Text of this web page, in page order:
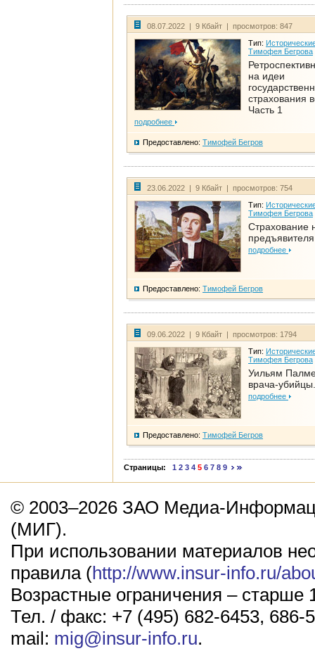
08.07.2022 | 9 Кбайт | просмотров: 847
Тип:
Тимофея Бегрова
на идеи
страхования
Часть 1
подробнее
Предоставлено: Тимофей Бегров
23.06.2022 | 9 Кбайт | просмотров: 754
Тип:
Тимофея Бегрова
Страхование
предъявителя
подробнее
Предоставлено: Тимофей Бегров
09.06.2022 | 9 Кбайт | просмотров: 1794
Тип:
Тимофея Бегрова
Уильям
врача-
подробнее
Предоставлено: Тимофей Бегров
Страницы: 1 2 3 4 5 6 7 8 9
© 2003–2026 ЗАО Медиа-
(МИГ).
При использовании материалов
правила (http://www.insur-info.ru/
Возрастные ограничения – старше
Тел. / факс: +7 (495) 682-6453, 686-
mail: mig@insur-info.ru.